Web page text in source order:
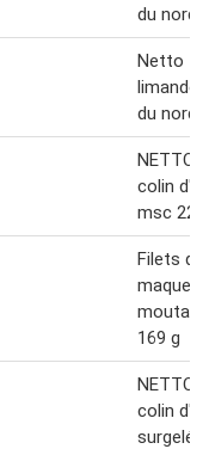
du nord
Netto
limande
du nord
NETTO
colin
msc 220
Filets de
169 g
NETTO
colin
surgelés